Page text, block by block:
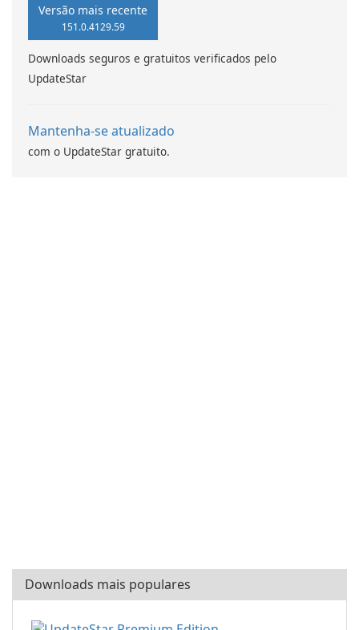
Whether you're planning an
activity or working on a
project, Teams brings people
together to get things done.
to individual preferences.
Versão mais recente
151.0.4129.59
Downloads seguros e gratuitos verificados pelo
UpdateStar
Mantenha-se atualizado
com o UpdateStar gratuito.
Downloads mais populares